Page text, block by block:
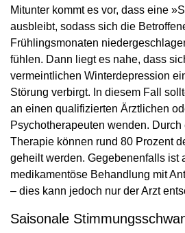
Mitunter kommt es vor, dass eine
ausbleibt, sodass sich die
Frühlingsmonaten
fühlen. Dann liegt es nahe, dass
vermeintlichen Winterdepression
Störung verbirgt. In diesem Fall
an einen qualifizierten Ärztlichen
Psychotherapeuten wenden.
Therapie können rund 80 Prozent
geheilt werden. Gegebenenfalls ist
medikamentöse Behandlung mit
– dies kann jedoch nur der Arzt
Saisonale